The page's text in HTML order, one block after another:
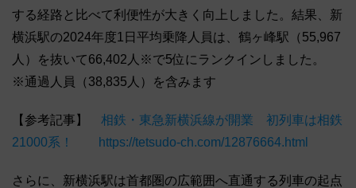
する経路と比べて利便性が大きく向上しました。結果、新
横浜駅の2024年度1日平均乗降人員は、鶴ヶ峰駅（55,967
人）を抜いて66,402人※で5位にランクインしました。
※通過人員（38,835人）を含みます
【参考記事】 相鉄・東急新横浜線が開業 初列車は相鉄
21000系！ https://tetsudo-ch.com/12876664.html
さらに、新横浜駅は首都圏の広範囲へ直通する列車の起点